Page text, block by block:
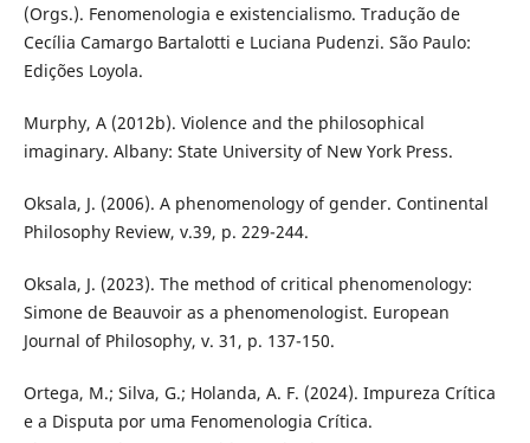
(Orgs.). Fenomenologia e existencialismo. Tradução de
Cecília Camargo Bartalotti e Luciana Pudenzi. São Paulo:
Edições Loyola.
Murphy, A (2012b). Violence and the philosophical
imaginary. Albany: State University of New York Press.
Oksala, J. (2006). A phenomenology of gender. Continental
Philosophy Review, v.39, p. 229-244.
Oksala, J. (2023). The method of critical phenomenology:
Simone de Beauvoir as a phenomenologist. European
Journal of Philosophy, v. 31, p. 137-150.
Ortega, M.; Silva, G.; Holanda, A. F. (2024). Impureza Crítica
e a Disputa por uma Fenomenologia Crítica.